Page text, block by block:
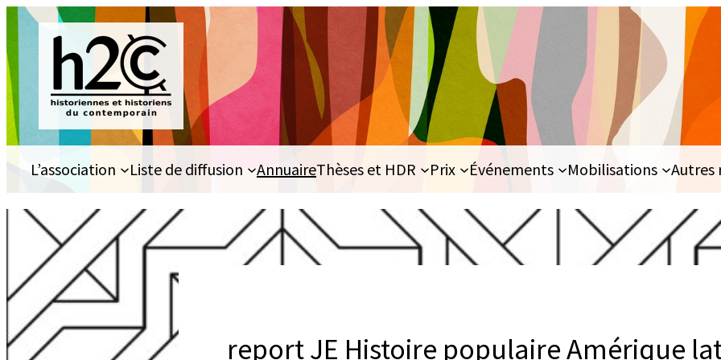
Aller
au
contenu
L’association Liste de diffusion AnnuaireThèses et HDR Prix Événements Mobilisations Autres
report JE Histoire populaire Amérique